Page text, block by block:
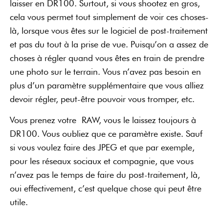
laisser en DR100. Surtout, si vous shootez en gros,
cela vous permet tout simplement de voir ces choses-
là, lorsque vous êtes sur le logiciel de post-traitement
et pas du tout à la prise de vue. Puisqu’on a assez de
choses à régler quand vous êtes en train de prendre
une photo sur le terrain. Vous n’avez pas besoin en
plus d’un paramètre supplémentaire que vous alliez
devoir régler, peut-être pouvoir vous tromper, etc.
Vous prenez votre RAW, vous le laissez toujours à
DR100. Vous oubliez que ce paramètre existe. Sauf
si vous voulez faire des JPEG et que par exemple,
pour les réseaux sociaux et compagnie, que vous
n’avez pas le temps de faire du post-traitement, là,
oui effectivement, c’est quelque chose qui peut être
utile.